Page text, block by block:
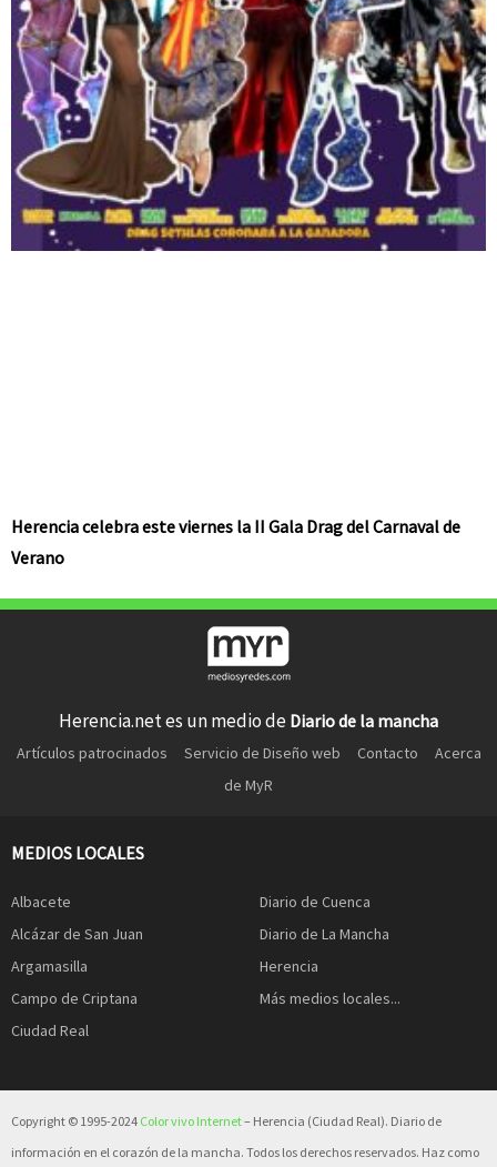
Herencia celebra este viernes la II Gala Drag del Carnaval de
Verano
Herencia.net es un medio de Diario de la mancha
Artículos patrocinados Servicio de Diseño web Contacto
Acerca
de MyR
MEDIOS LOCALES
Albacete
Alcázar de San Juan
Argamasilla
Campo de Criptana
Ciudad Real
Diario de Cuenca
Diario de La Mancha
Herencia
Más medios locales...
Copyright © 1995-2024 Color vivo Internet– Herencia (Ciudad Real). Diario de
información en el corazón de la mancha. Todos los derechos reservados. Haz como